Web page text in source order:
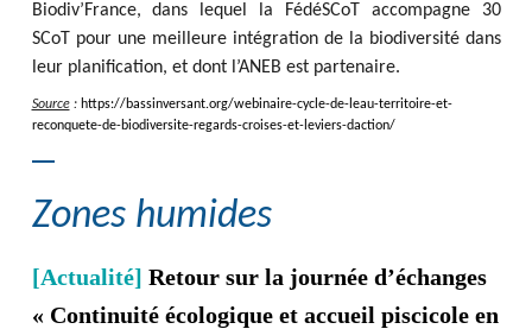
Biodiv’France, dans lequel la FédéSCoT accompagne 30
SCoT pour une meilleure intégration de la biodiversité dans
leur planification, et dont l’ANEB est partenaire.
Source: https://bassinversant.org/webinaire-cycle-de-leau-territoire-et-
reconquete-de-biodiversite-regards-croises-et-leviers-daction/
Zones humides
[Actualité] Retour sur la journée d’échanges
« Continuité écologique et accueil piscicole en